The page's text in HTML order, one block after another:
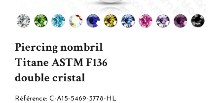
Piercing nombril
Titane ASTM F136
double cristal
Référence: C-A15-5469-3778-HL